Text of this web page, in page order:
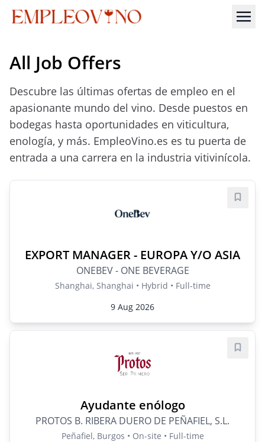
All Job Offers
Descubre las últimas ofertas de empleo en el
apasionante mundo del vino. Desde puestos en
bodegas hasta oportunidades en viticultura,
enología, y más. EmpleoVino.es es tu puerta de
entrada a una carrera en la industria vitivinícola.
EXPORT MANAGER - EUROPA Y/O ASIA
ONEBEV - ONE BEVERAGE
Shanghai, Shanghai • Hybrid • Full-time
9 Aug 2026
Save
Ayudante enólogo
PROTOS B. RIBERA DUERO DE PEÑAFIEL, S.L.
Peñafiel, Burgos • On-site • Full-time
Save